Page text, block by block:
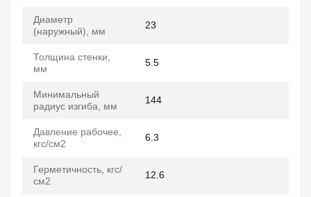
Диаметр
(наружный), мм
23
Толщина стенки,
мм
5.5
Минимальный
радиус изгиба, мм
144
Давление рабочее,
кгс/см2
6.3
Герметичность, кгс/
см2
12.6